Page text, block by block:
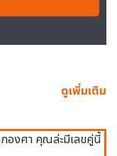
ดูเพิ่มเติม